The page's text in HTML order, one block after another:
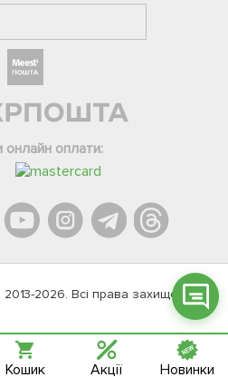
онлайн оплати:
2026. Всі права захищені
Телеграм
Вайбер
Онлайн чат
Кошик Акції Новинки